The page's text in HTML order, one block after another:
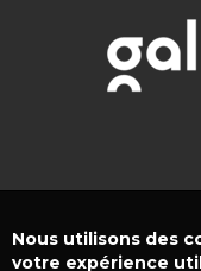
Nous utilisons des
votre expérience